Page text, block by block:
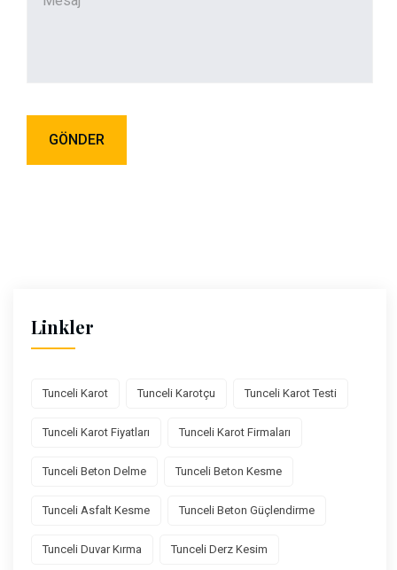
Linkler
Tunceli Karot Tunceli Karotçu Tunceli Karot Testi
Tunceli Karot Fiyatları Tunceli Karot Firmaları
Tunceli Beton Delme Tunceli Beton Kesme
Tunceli Asfalt Kesme Tunceli Beton Güçlendirme
Tunceli Duvar Kırma Tunceli Derz Kesim